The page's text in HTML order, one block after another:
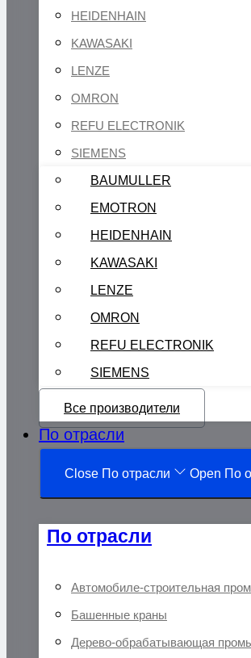
HEIDENHAIN
KAWASAKI
LENZE
OMRON
REFU ELECTRONIK
SIEMENS
BAUMULLER
EMOTRON
HEIDENHAIN
KAWASAKI
LENZE
OMRON
REFU ELECTRONIK
SIEMENS
Все производители
По отрасли
Close По отрасли Open По
По отрасли
Автомобиле-строительная
Башенные краны
Дерево-обрабатывающая